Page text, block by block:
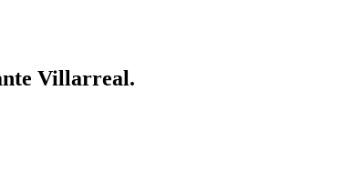
Villarreal.